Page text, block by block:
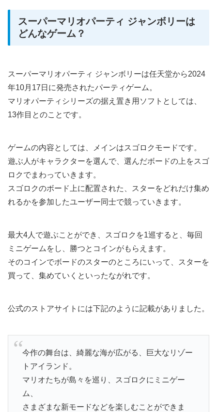
スーパーマリオパーティ ジャンボリーは
どんなゲーム？
スーパーマリオパーティ ジャンボリーは任天堂から2024
年10月17日に発売されたパーティゲーム。
マリオパーティシリーズの据え置き用ソフトとしては、
13作目とのことです。
ゲームの内容としては、メインはスゴロクモードです。
遊ぶ人がキャラクターを選んで、選んだボードの上をスゴ
ロクでまわっていきます。
スゴロクのボード上に配置された、スターをどれだけ集め
れるかを参加したユーザー同士で競っていきます。
最大4人で遊ぶことができ、スゴロクを1巡すると、毎回
ミニゲームをし、勝つとコインがもらえます。
そのコインでボードのスターのところにいって、スターを
買って、集めていくといったながれです。
公式のストアサイトには下記のように記載がありました。
今作の舞台は、綺麗な海が広がる、巨大なリゾー
トアイランド。
マリオたちが島々を巡り、スゴロクにミニゲー
ム、
さまざまな新モードなどを楽しむことができま